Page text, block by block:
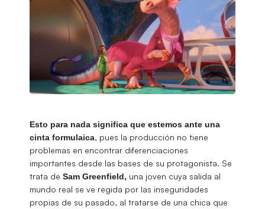
Esto para nada significa que estemos ante una
cinta formulaica, pues la producción no tiene
problemas en encontrar diferenciaciones
importantes desde las bases de su protagonista. Se
trata de Sam Greenfield, una joven cuya salida al
mundo real se ve regida por las inseguridades
propias de su pasado, al tratarse de una chica que